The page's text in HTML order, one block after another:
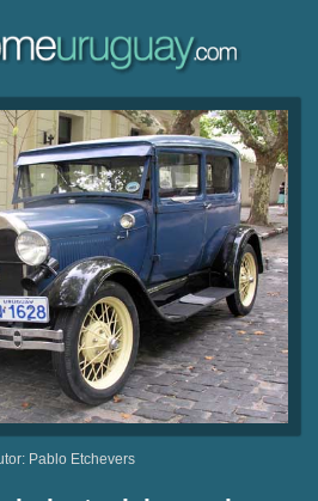
Pablo Etchevers